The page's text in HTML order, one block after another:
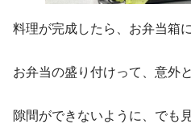
料理が完成したら、お弁当箱
お弁当の盛り付けって、意外
隙間ができないように、でも